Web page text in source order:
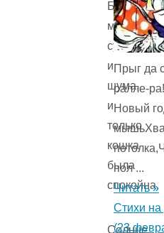
Было
много
суеты
и
шума,
и
только
кошка
была
спокойна.
Солнце
Прыг да
ралле-
Новый
пол ...
Читать »
Стихи на
(23